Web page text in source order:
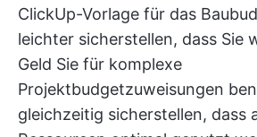
ClickUp-Vorlage für das
leichter sicherstellen, dass Sie
Geld Sie für komplexe
Projektbudgetzuweisungen
gleichzeitig sicherstellen, dass